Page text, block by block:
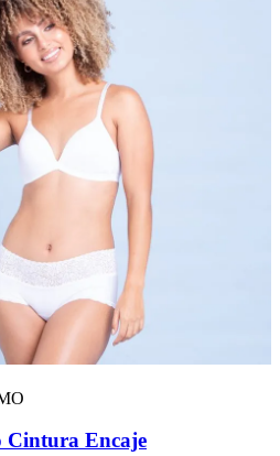
Cintura Encaje